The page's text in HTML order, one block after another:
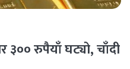
३०० रुपैयाँ घट्यो, चाँदी